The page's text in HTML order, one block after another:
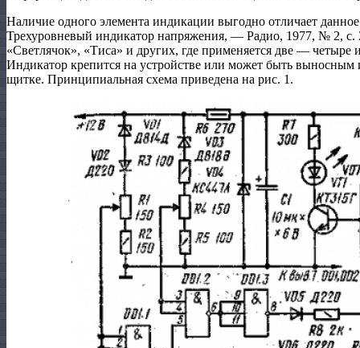
Наличие одного элемента индикации выгодно отли­чает
Трехуровневый индикатор напряжения, — Радио, 1977, № 2,
«Светлячок», «Тиса» и других, где применяется две —
Индикатор крепится на устройстве или может быть выносным
щитке. Принципиальная схема приведена на рис. 1.